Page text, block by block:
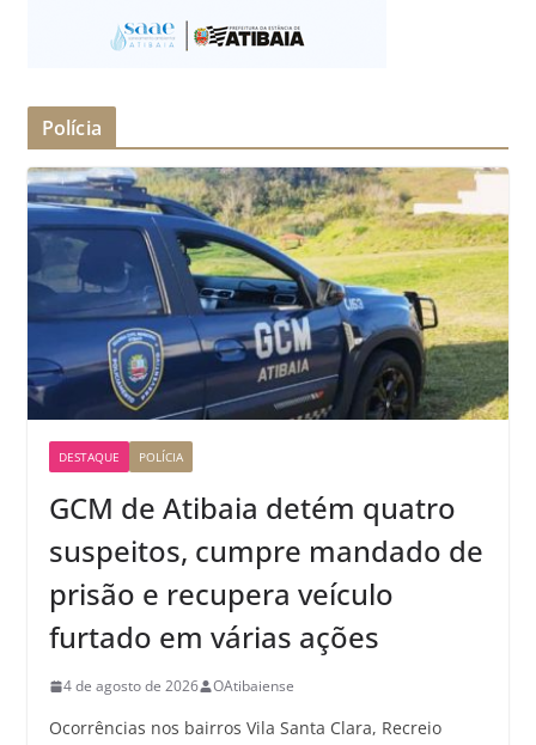
Polícia
DESTAQUE POLÍCIA
GCM de Atibaia detém quatro
suspeitos, cumpre mandado de
prisão e recupera veículo
furtado em várias ações
4 de agosto de 2026 OAtibaiense
Ocorrências nos bairros Vila Santa Clara, Recreio